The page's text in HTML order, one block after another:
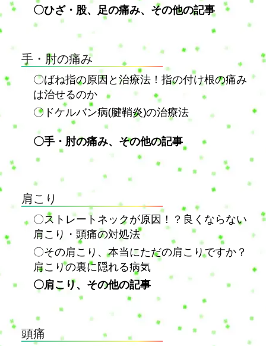
〇ひざ・股、足の痛み、その他の記事
手・肘の痛み
〇ばね指の原因と治療法！指の付け根の痛み
は治せるのか
〇ドケルバン病(腱鞘炎)の治療法
〇手・肘の痛み、その他の記事
肩こり
〇ストレートネックが原因！？良くならない
肩こり・頭痛の対処法
〇その肩こり、本当にただの肩こりですか？
肩こりの裏に隠れる病気
〇肩こり、その他の記事
頭痛